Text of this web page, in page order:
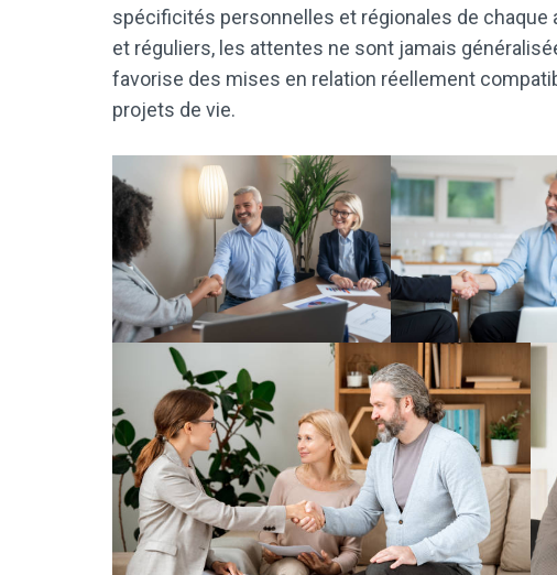
spécificités personnelles et régionales de
et réguliers, les attentes ne sont jamais
favorise des mises en relation réellement
projets de vie.